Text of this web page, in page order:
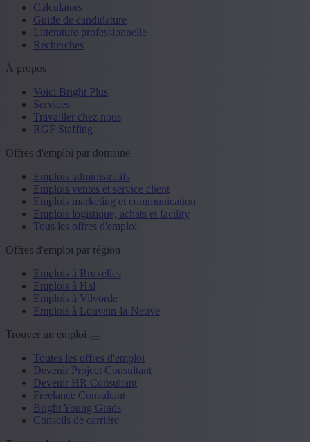
Calculators
Guide de candidature
Littérature professionnelle
Recherches
À propos
Voici Bright Plus
Services
Travailler chez nous
RGF Staffing
Offres d'emploi par domaine
Emplois administratifs
Emplois ventes et service client
Emplois marketing et communication
Emplois logistique, achats et facility
Tous les offres d'emploi
Offres d'emploi par région
Emplois à Bruxelles
Emplois à Hal
Emplois à Vilvorde
Emplois à Louvain-la-Neuve
Trouver un emploi
Toutes les offres d'emploi
Devenir Project Consultant
Devenir HR Consultant
Freelance Consultant
Bright Young Grads
Conseils de carrière